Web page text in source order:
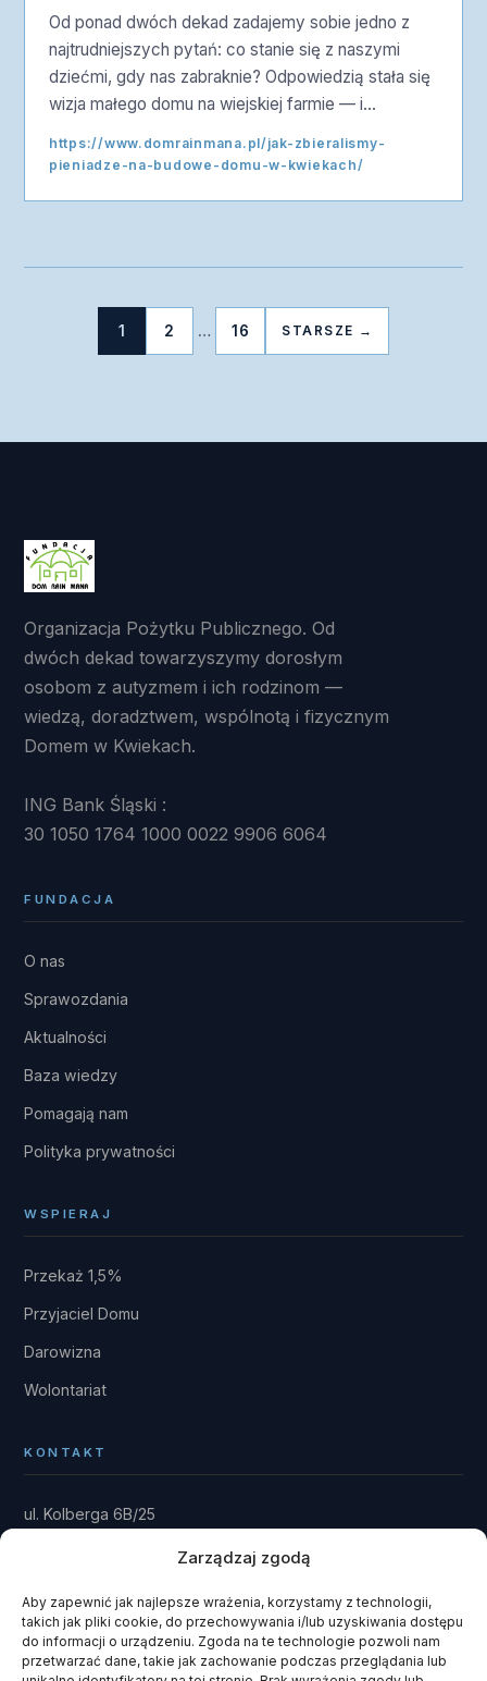
Zarządzaj zgodą
Aby zapewnić jak najlepsze wrażenia, korzystamy z technologii,
takich jak pliki cookie, do przechowywania i/lub uzyskiwania dostępu
do informacji o urządzeniu. Zgoda na te technologie pozwoli nam
przetwarzać dane, takie jak zachowanie podczas przeglądania lub
Od ponad dwóch dekad zadajemy sobie jedno z
najtrudniejszych pytań: co stanie się z naszymi
dziećmi, gdy nas zabraknie? Odpowiedzią stała się
wizja małego domu na wiejskiej farmie — i…
https://www.domrainmana.pl/jak-zbieralismy-
pieniadze-na-budowe-domu-w-kwiekach/
Nawigacja
1 2 … 16 STARSZE →
Organizacja Pożytku Publicznego. Od
dwóch dekad towarzyszymy dorosłym
osobom z autyzmem i ich rodzinom —
wiedzą, doradztwem, wspólnotą i fizycznym
Domem w Kwiekach.
ING Bank Śląski :
30 1050 1764 1000 0022 9906 6064
FUNDACJA
O nas
Sprawozdania
Aktualności
Baza wiedzy
Pomagają nam
Polityka prywatności
WSPIERAJ
Przekaż 1,5%
Przyjaciel Domu
Darowizna
Wolontariat
KONTAKT
ul. Kolberga 6B/25
Rytel 89-642
gmina Czersk · powiat chojnicki
fundacja@domrainmana.pl